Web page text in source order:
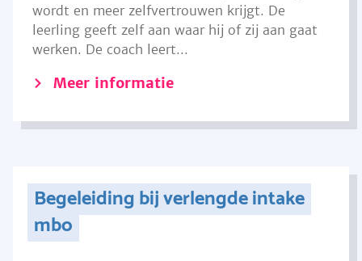
wordt en meer zelfvertrouwen krijgt. De
leerling geeft zelf aan waar hij of zij aan gaat
werken. De coach leert...
Meer informatie
Begeleiding bij verlengde intake
mbo